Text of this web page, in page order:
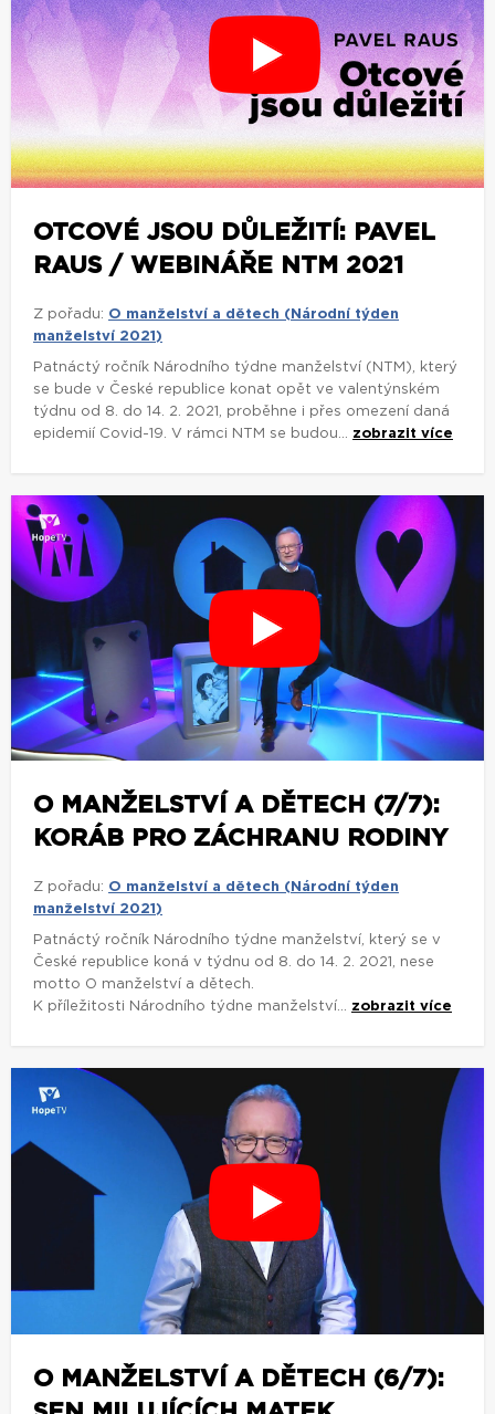
OTCOVÉ JSOU DŮLEŽITÍ: PAVEL
RAUS / WEBINÁŘE NTM 2021
Z pořadu: O manželství a dětech (Národní týden
manželství 2021)
Patnáctý ročník Národního týdne manželství (NTM), který
se bude v České republice konat opět ve valentýnském
týdnu od 8. do 14. 2. 2021, proběhne i přes omezení daná
epidemií Covid-19. V rámci NTM se budou... zobrazit více
O MANŽELSTVÍ A DĚTECH (7/7):
KORÁB PRO ZÁCHRANU RODINY
Z pořadu: O manželství a dětech (Národní týden
manželství 2021)
Patnáctý ročník Národního týdne manželství, který se v
České republice koná v týdnu od 8. do 14. 2. 2021, nese
motto O manželství a dětech.
K příležitosti Národního týdne manželství... zobrazit více
O MANŽELSTVÍ A DĚTECH (6/7):